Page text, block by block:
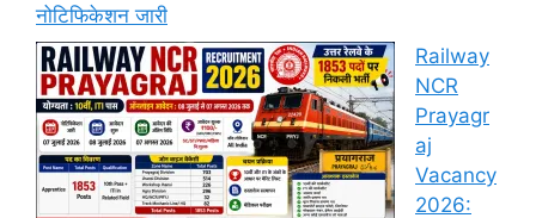
नोटिफिकेशन जारी
Railway
NCR
Prayagr
aj
Vacancy
2026: